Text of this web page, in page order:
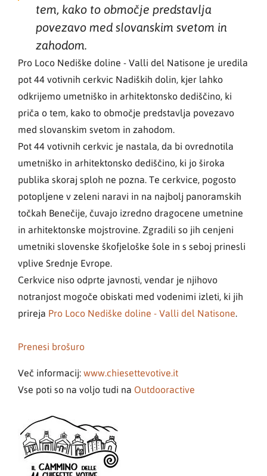
tem, kako to območje predstavlja
povezavo med slovanskim svetom in
zahodom.
Pro Loco Nediške doline - Valli del Natisone je uredila
pot 44 votivnih cerkvic Nadiških dolin, kjer lahko
odkrijemo umetniško in arhitektonsko dediščino, ki
priča o tem, kako to območje predstavlja povezavo
med slovanskim svetom in zahodom.
Pot 44 votivnih cerkvic je nastala, da bi ovrednotila
umetniško in arhitektonsko dediščino, ki jo široka
publika skoraj sploh ne pozna. Te cerkvice, pogosto
potopljene v zeleni naravi in na najbolj panoramskih
točkah Benečije, čuvajo izredno dragocene umetnine
in arhitektonske mojstrovine. Zgradili so jih cenjeni
umetniki slovenske škofjeloške šole in s seboj prinesli
vplive Srednje Evrope.
Cerkvice niso odprte javnosti, vendar je njihovo
notranjost mogoče obiskati med vodenimi izleti, ki jih
prireja Pro Loco Nediške doline - Valli del Natisone.
Prenesi brošuro
Več informacij:www.chiesettevotive.it
Vse poti so na voljo tudi na Outdooractive